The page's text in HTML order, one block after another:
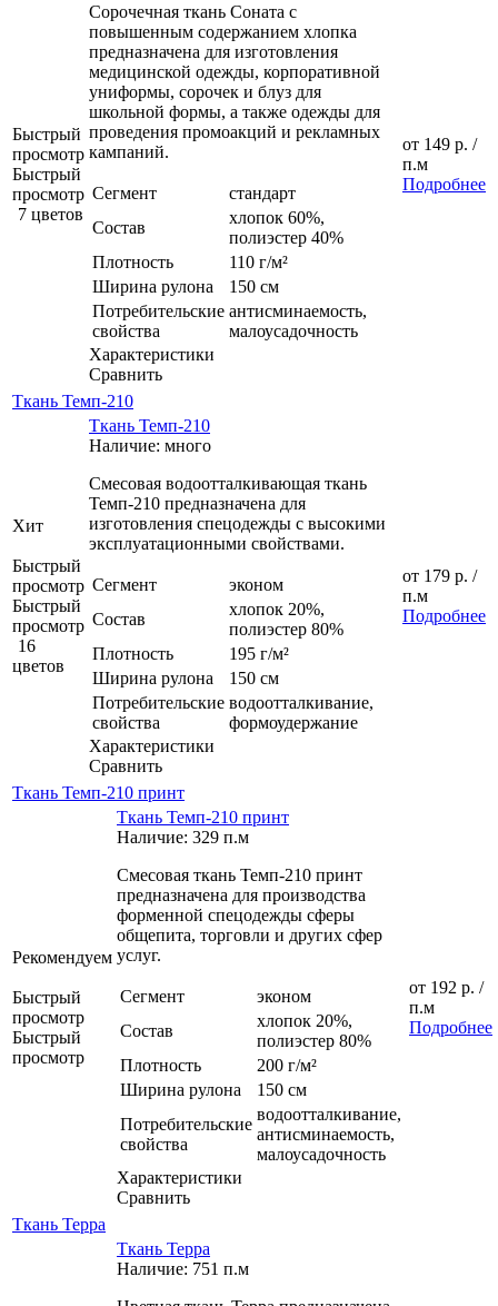
Быстрый
просмотр
Быстрый
просмотр
7 цветов
Сорочечная ткань Соната с
повышенным содержанием хлопка
предназначена для изготовления
медицинской одежды, корпоративной
униформы, сорочек и блуз для
школьной формы, а также одежды для
проведения промоакций и рекламных
кампаний.
Сегмент
стандарт
Состав
хлопок 60%,
полиэстер 40%
Плотность
110 г/м²
Ширина рулона
150 см
Потребительские
свойства
антисминаемость,
малоусадочность
Характеристики
Сравнить
от 149 р. /
п.м
Подробнее
Ткань Темп-210
Хит
Быстрый
просмотр
Быстрый
просмотр
16
цветов
Ткань Темп-210
Наличие: много
Смесовая водоотталкивающая ткань
Темп-210 предназначена для
изготовления спецодежды с высокими
эксплуатационными свойствами.
Сегмент
эконом
Состав
хлопок 20%,
полиэстер 80%
Плотность
195 г/м²
Ширина рулона
150 см
Потребительские
свойства
водоотталкивание,
формоудержание
Характеристики
Сравнить
от 179 р. /
п.м
Подробнее
Ткань Темп-210 принт
Рекомендуем
Быстрый
просмотр
Быстрый
просмотр
Ткань Темп-210 принт
Наличие: 329 п.м
Смесовая ткань Темп-210 принт
предназначена для производства
форменной спецодежды сферы
общепита, торговли и других сфер
услуг.
Сегмент
эконом
Состав
хлопок 20%,
полиэстер 80%
Плотность
200 г/м²
Ширина рулона
150 см
Потребительские
свойства
водоотталкивание,
антисминаемость,
малоусадочность
Характеристики
Сравнить
от 192 р. /
п.м
Подробнее
Ткань Терра
Ткань Терра
Наличие: 751 п.м